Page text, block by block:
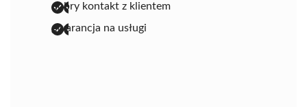
dobry kontakt z klientem
gwarancja na usługi